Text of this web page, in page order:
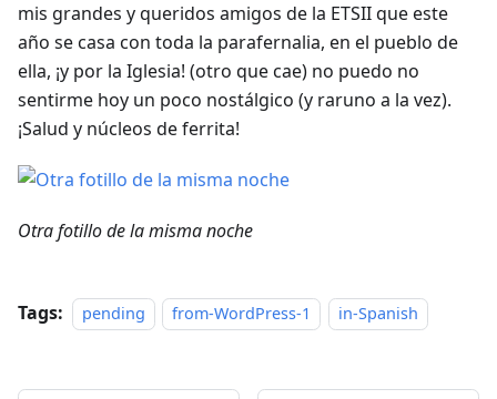
mis grandes y queridos amigos de la ETSII que este
año se casa con toda la parafernalia, en el pueblo de
ella, ¡y por la Iglesia! (otro que cae) no puedo no
sentirme hoy un poco nostálgico (y raruno a la vez).
¡Salud y núcleos de ferrita!
Otra fotillo de la misma noche
Tags: pending from-WordPress-1 in-Spanish